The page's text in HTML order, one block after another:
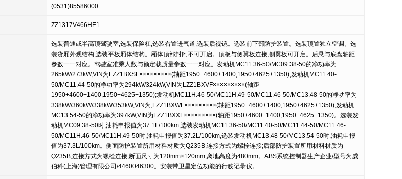
(0531)85586000
ZZ1317V466HE1
选装普通或半高顶驾驶室,选装保险杠,选装右置进气道,选装后视镜。选装前下部防护装置。选装顶置独立空调。选
装货厢外观结构,选装平板厢体结构。厢体顶部封闭不可开启。顶板与侧翼板连接,侧翼板可开启。后悬与底盘轴距
参数一一对应。驾驶室准乘人数与额定载质量参数一一对应。发动机MC11.36-50/MC09.38-50的净功率为
265kW/273kW,VIN为LZZ1BXSF×××××××××(轴距1950+4600+1400,1950+4625+1350);发动机MC11.40-
50/MC11.44-50的净功率为294kW/324kW,VIN为LZZ1BXVF×××××××××(轴距
1950+4600+1400,1950+4625+1350);发动机MC11H.46-50/MC11H.49-50/MC11.46-50/MC13.48-50的净功率为
338kW/360kW/338kW/353kW,VIN为,LZZ1BXWF×××××××××(轴距1950+4600+1400,1950+4625+1350);发动机
MC13.54-50的净功率为397kW,VIN为LZZ1BXXF×××××××××(轴距1950+4600+1400,1950+4625+1350)。选装发
动机MC09.38-50时,油耗申报值为37.1L/100km;选装发动机MC11.36-50/MC11.40-50/MC11.44-50/MC11.46-
50/MC11H.46-50/MC11H.49-50时,油耗申报值为37.2L/100km,选装发动机MC13.48-50/MC13.54-50时,油耗申报
值为37.3L/100km。侧面防护装置所用材料材质为Q235B,连接方式为螺栓连接;后部防护装置所用材料材质为
Q235B,连接方式为螺栓连接,断面尺寸为120mm×120mm,离地高度为480mm。ABS系统控制器生产企业/型号为威
伯科(上海)管理有限公司/4460046300。安装带卫星定位功能的行驶记录仪。